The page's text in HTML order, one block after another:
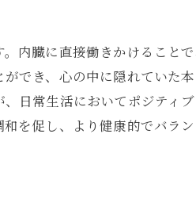
チネイザンの手法
ンの効果
へのアクセス
新たな視点
ンの役割
チネイザンの技術
内臓に直接働きかけること
でき、心の中に隠れていた
日常生活においてポジティ
を促し、より健康的でバラ